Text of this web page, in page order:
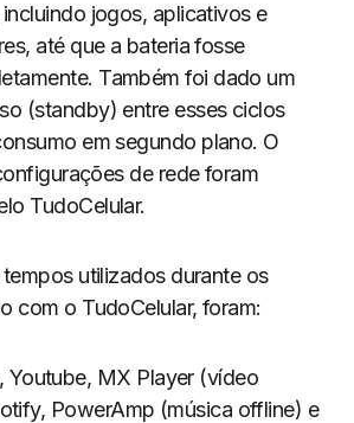
jogos, aplicativos e
até que a bateria fosse
Também foi dado um
(standby) entre esses ciclos
em segundo plano. O
de rede foram
TudoCelular.
utilizados durante os
com o TudoCelular, foram:
, Youtube, MX Player (vídeo
PowerAmp (música offline) e